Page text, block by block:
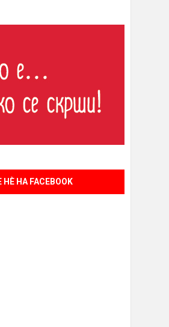
НА FACEBOOK